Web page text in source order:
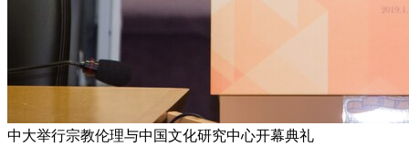
中大举行宗教伦理与中国文化研究中心开幕典礼